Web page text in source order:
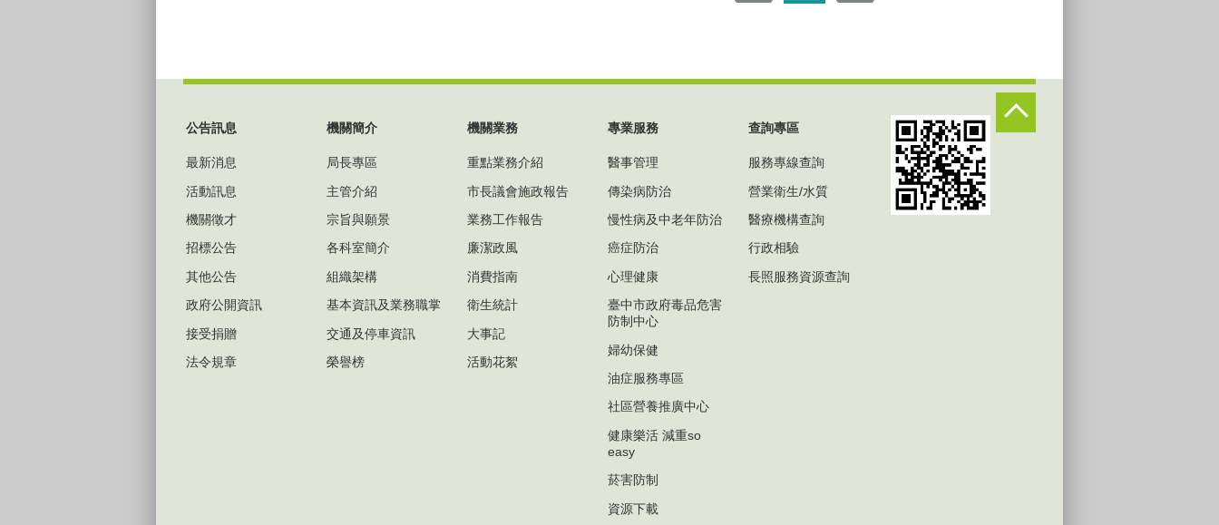
公告訊息
最新消息
活動訊息
機關徵才
招標公告
其他公告
政府公開資訊
接受捐贈
法令規章
機關簡介
局長專區
主管介紹
宗旨與願景
各科室簡介
組織架構
基本資訊及業務職掌
交通及停車資訊
榮譽榜
機關業務
重點業務介紹
市長議會施政報告
業務工作報告
廉潔政風
消費指南
衛生統計
大事記
活動花絮
專業服務
醫事管理
傳染病防治
慢性病及中老年防治
癌症防治
心理健康
臺中市政府毒品危害
防制中心
婦幼保健
油症服務專區
社區營養推廣中心
健康樂活 減重so
easy
菸害防制
資源下載
查詢專區
服務專線查詢
營業衛生/水質
醫療機構查詢
行政相驗
長照服務資源查詢